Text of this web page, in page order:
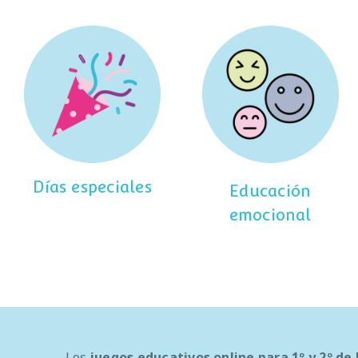
Días especiales
Educación
emocional